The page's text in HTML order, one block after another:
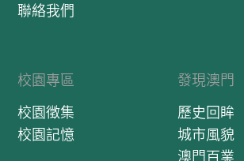
聯絡我們
校園專區
校園徵集
校園記憶
發現澳門
歷史回眸
城市風貌
澳門百業